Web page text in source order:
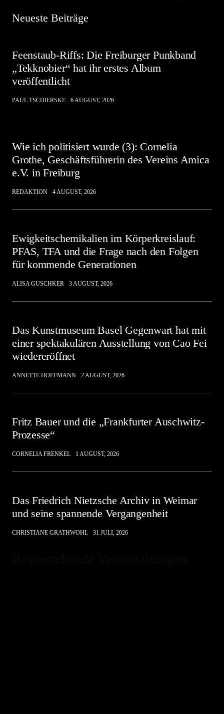
Neueste Beiträge
Feenstaub-Riffs: Die Freiburger Punkband
„Tekknobier“ hat ihr erstes Album
veröffentlicht
PAUL TSCHIERSKE 6 AUGUST, 2026
Wie ich politisiert wurde (3): Cornelia
Grothe, Geschäftsführerin des Vereins Amica
e.V. in Freiburg
REDAKTION 4 AUGUST, 2026
Ewigkeitschemikalien im Körperkreislauf:
PFAS, TFA und die Frage nach den Folgen
für kommende Generationen
ALISA GUSCHKER 3 AUGUST, 2026
Das Kunstmuseum Basel Gegenwart hat mit
einer spektakulären Ausstellung von Cao Fei
wiedereröffnet
ANNETTE HOFFMANN 2 AUGUST, 2026
Fritz Bauer und die „Frankfurter Auschwitz-
Prozesse“
CORNELIA FRENKEL 1 AUGUST, 2026
Das Friedrich Nietzsche Archiv in Weimar
und seine spannende Vergangenheit
CHRISTIANE GRATHWOHL 31 JULI, 2026